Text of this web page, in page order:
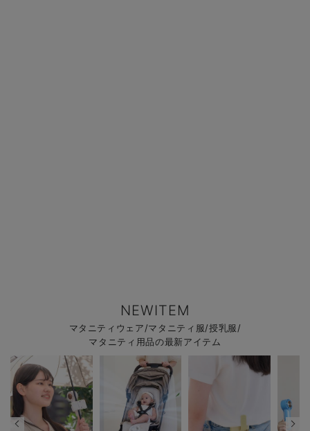
NEWITEM
マタニティウェア/マタニティ服/授乳服/
マタニティ用品の最新アイテム